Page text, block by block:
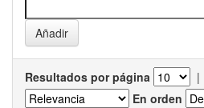
Resultados por página |
En orden